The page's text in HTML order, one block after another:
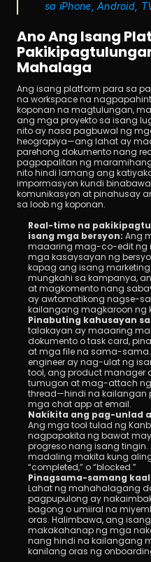
sa iPhone, Android,
Ano Ang Isang
Mahalaga
Ang isang platform para sa
na workspace na
koponan na magtulungan,
ang mga proyekto sa isang
nito ay nasa pagbuwal ng
heograpiya—ang lahat ay
parehong dokumento nang
pagpapalitan ng
nito hindi lamang ang
impormasyon kundi
komunikasyon at pinahusay
sa loob ng koponan.
Real-time na
isang mga bersyon: Ang
maaaring mag-co-edit ng
mga kasaysayan ng
kapag ang isang
mungkahi sa kampanya,
at magkomento nang
ay awtomatikong nagse-
kailangang magkaroon ng
Pinabuting kahusayan
talakayan ay maaaring
dokumento o task card,
at mga file na sama-
engineer ay nag-ulat ng
tool, ang product manager
tumugon at mag-attach
thread—hindi na kailangan
mga chat app at email.
Nakikita ang pag-unlad
Ang mga tool tulad ng
nagpapakita ng bawat
progreso nang isang
madaling makita kung
“completed,” o “blocked.”
Pinagsama-samang
Lahat ng mahahalagang
pagpupulong ay
bagong o umiiral na
oras. Halimbawa, ang
makakahanap ng mga
nang hindi na kailangang
kanilang oras ng